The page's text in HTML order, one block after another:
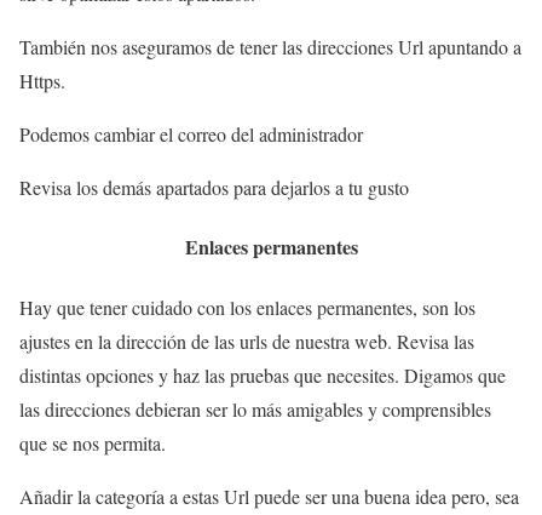
También nos aseguramos de tener las direcciones Url apuntando a
Https.
Podemos cambiar el correo del administrador
Revisa los demás apartados para dejarlos a tu gusto
Enlaces permanentes
Hay que tener cuidado con los enlaces permanentes, son los
ajustes en la dirección de las urls de nuestra web. Revisa las
distintas opciones y haz las pruebas que necesites. Digamos que
las direcciones debieran ser lo más amigables y comprensibles
que se nos permita.
Añadir la categoría a estas Url puede ser una buena idea pero, sea